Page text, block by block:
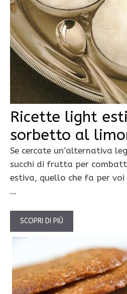
Ricette light
sorbetto al
Se cercate un’alternativa
succhi di frutta per
estiva, quello che fa per
…
SCOPRI DI PIÙ